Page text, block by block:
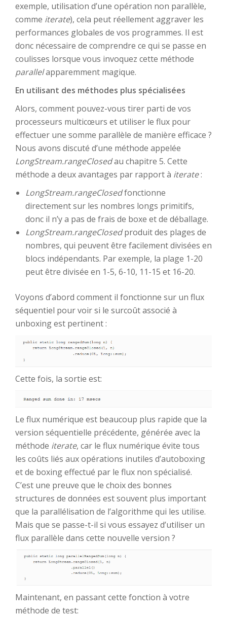
exemple, utilisation d’une opération non parallèle,
comme iterate), cela peut réellement aggraver les
performances globales de vos programmes. Il est
donc nécessaire de comprendre ce qui se passe en
coulisses lorsque vous invoquez cette méthode
parallelapparemment magique.
En utilisant des méthodes plus spécialisées
Alors, comment pouvez-vous tirer parti de vos
processeurs multicœurs et utiliser le flux pour
effectuer une somme parallèle de manière efficace ?
Nous avons discuté d’une méthode appelée
LongStream.rangeClosedau chapitre 5. Cette
méthode a deux avantages par rapport à iterate:
LongStream.rangeClosedfonctionne
directement sur les nombres longs primitifs,
donc il n’y a pas de frais de boxe et de déballage.
LongStream.rangeClosedproduit des plages de
nombres, qui peuvent être facilement divisées en
blocs indépendants. Par exemple, la plage 1-20
peut être divisée en 1-5, 6-10, 11-15 et 16-20.
Voyons d’abord comment il fonctionne sur un flux
séquentiel pour voir si le surcoût associé à
unboxing est pertinent :
Cette fois, la sortie est:
Le flux numérique est beaucoup plus rapide que la
version séquentielle précédente, générée avec la
méthode iterate, car le flux numérique évite tous
les coûts liés aux opérations inutiles d’autoboxing
et de boxing effectué par le flux non spécialisé.
C’est une preuve que le choix des bonnes
structures de données est souvent plus important
que la parallélisation de l’algorithme qui les utilise.
Mais que se passe-t-il si vous essayez d’utiliser un
flux parallèle dans cette nouvelle version ?
Maintenant, en passant cette fonction à votre
méthode de test: